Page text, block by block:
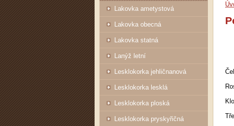
Lakovka ametystová
Lakovka obecná
Lakovka statná
Lanýž letní
Lesklokorka jehličnanová
Lesklokorka lesklá
Lesklokorka ploská
Lesklokorka pryskyřičná